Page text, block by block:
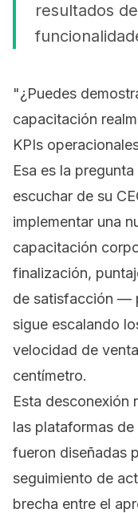
resultados
"¿Puedes
capacitación
KPIs
Esa es la
escuchar de su
implementar una
capacitación
finalización,
de satisfacción —
sigue escalando
velocidad de
centímetro.
Esta desconexión
las plataformas
fueron diseñadas
seguimiento de
brecha entre el